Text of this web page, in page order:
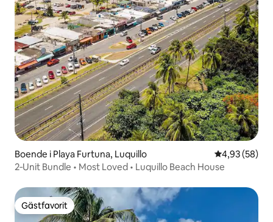
Boende i Playa Furtuna, Luquillo 4,93 av 5 i
4,93 (58)
2‑Unit Bundle • Most Loved • Luquillo Beach House
Gästfavorit
Gästfavorit